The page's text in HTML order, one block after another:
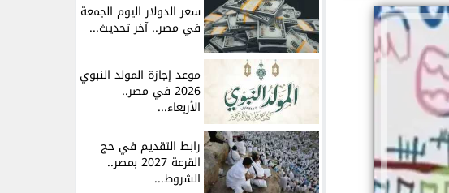
سعر الدولار اليوم الجمعة
في مصر.. آخر تحديث...
موعد إجازة المولد النبوي
2026 في مصر..
الأربعاء...
رابط التقديم في حج
القرعة 2027 بمصر..
الشروط...